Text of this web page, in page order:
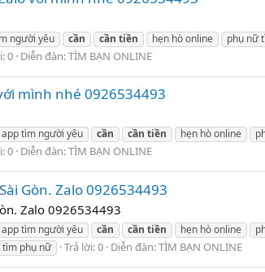
người yêu cần cần tiền hẹn hò online phụ nữ
0 Diễn đàn:TÌM BẠN ONLINE
mình nhé 0926534493
app tìm người yêu cần cần tiền hẹn hò online
0 Diễn đàn:TÌM BẠN ONLINE
Gòn. Zalo 0926534493
Zalo 0926534493
app tìm người yêu cần cần tiền hẹn hò online
tìm phụ nữ Trả lời: 0 Diễn đàn:TÌM BẠN ONLINE